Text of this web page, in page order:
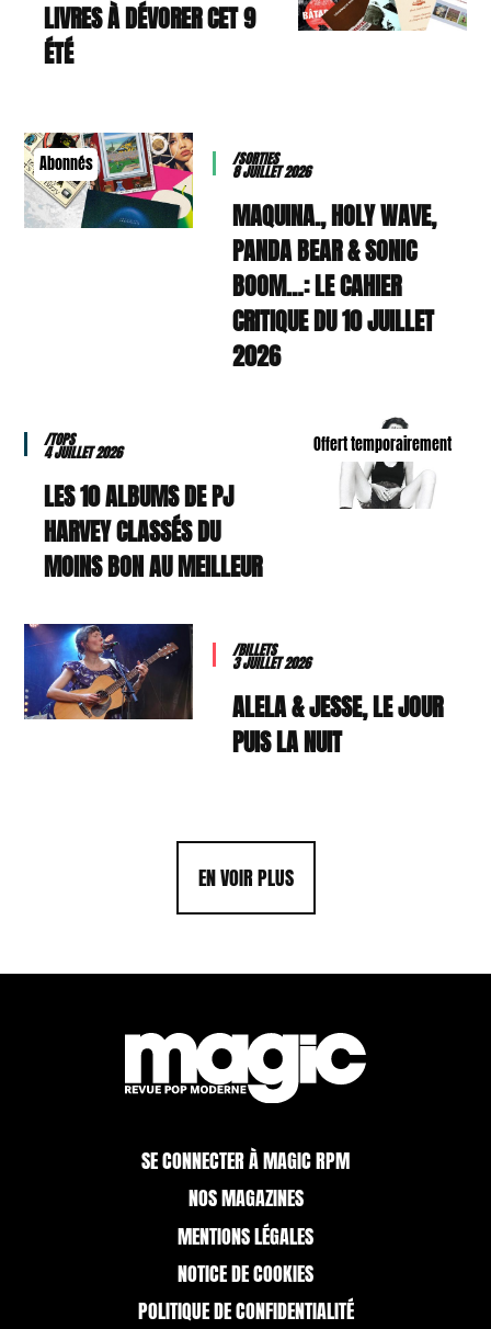
9 LIVRES À DÉVORER CET
ÉTÉ
Abonnés /SORTIES
8 JUILLET 2026
MAQUINA., HOLY WAVE,
PANDA BEAR & SONIC
BOOM…: LE CAHIER
CRITIQUE DU 10 JUILLET
2026
Offert temporairement
/TOPS
4 JUILLET 2026
LES 10 ALBUMS DE PJ
HARVEY CLASSÉS DU
MOINS BON AU MEILLEUR
/BILLETS
3 JUILLET 2026
ALELA & JESSE, LE JOUR
PUIS LA NUIT
EN VOIR PLUS
SE CONNECTER À MAGIC RPM
NOS MAGAZINES
MENTIONS LÉGALES
NOTICE DE COOKIES
POLITIQUE DE CONFIDENTIALITÉ